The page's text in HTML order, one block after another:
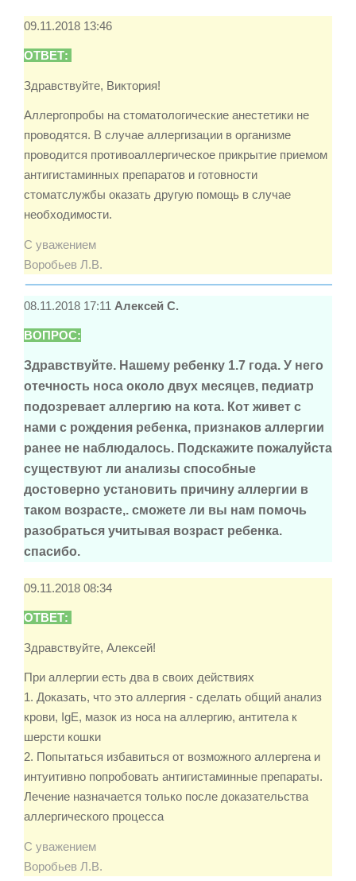
09.11.2018 13:46
ОТВЕТ:
Здравствуйте, Виктория!
Аллергопробы на стоматологические анестетики не
проводятся. В случае аллергизации в организме
проводится противоаллергическое прикрытие приемом
антигистаминных препаратов и готовности
стоматслужбы оказать другую помощь в случае
необходимости.
С уважением
Воробьев Л.В.
08.11.2018 17:11 Алексей С.
ВОПРОС:
Здравствуйте. Нашему ребенку 1.7 года. У него
отечность носа около двух месяцев, педиатр
подозревает аллергию на кота. Кот живет с
нами с рождения ребенка, признаков аллергии
ранее не наблюдалось. Подскажите пожалуйста
существуют ли анализы способные
достоверно установить причину аллергии в
таком возрасте,. сможете ли вы нам помочь
разобраться учитывая возраст ребенка.
спасибо.
09.11.2018 08:34
ОТВЕТ:
Здравствуйте, Алексей!
При аллергии есть два в своих действиях
1. Доказать, что это аллергия - сделать общий анализ
крови, IgE, мазок из носа на аллергию, антитела к
шерсти кошки
2. Попытаться избавиться от возможного аллергена и
интуитивно попробовать антигистаминные препараты.
Лечение назначается только после доказательства
аллергического процесса
С уважением
Воробьев Л.В.